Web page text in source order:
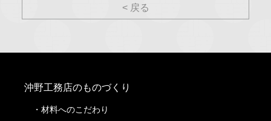
< 戻る
沖野工務店のものづくり
材料へのこだわり